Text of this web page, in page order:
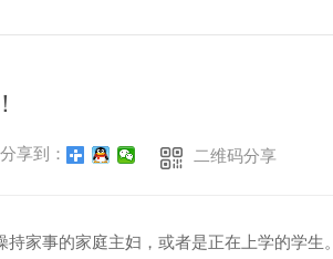
分享到： 二维码分享
家事的家庭主妇，或者是正在上学的学生。